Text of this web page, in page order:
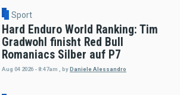
Sport
Hard Enduro World Ranking: Tim
Gradwohl finisht Red Bull
Romaniacs Silber auf P7
Aug 04 2026 - 8:47am byDaniele Alessandro